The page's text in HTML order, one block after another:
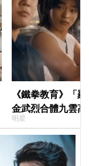
《鐵拳教育》「
金武烈合體九雲
嚇壞反應笑翻劇
明星